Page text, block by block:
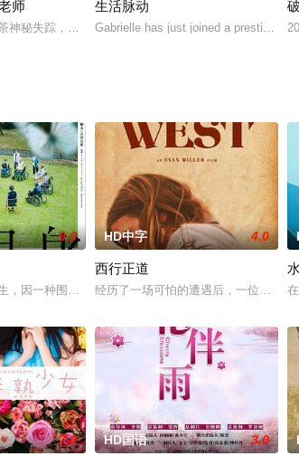
故事。一位曾经的摇滚歌手，二十年后是一
师
神秘失踪，同宿舍的雨烟等众人在顾老师的帮助下开始
生活脉动
Gabrielle has just joined a prestigious
在北京》电影的念头，在说服主编姚松、老
9.0
，因一种围绕“废用身”——因瘫痪等原因已无恢复可能
HD中字 4.0
西行正道
经历了一场可怕的遭遇后，一位小镇女
7.0 HD国语 3.0